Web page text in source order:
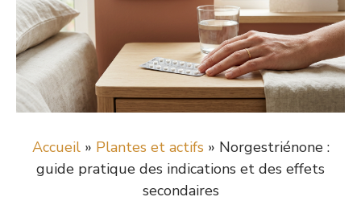
Accueil» Plantes et actifs » Norgestriénone :
guide pratique des indications et des effets
secondaires